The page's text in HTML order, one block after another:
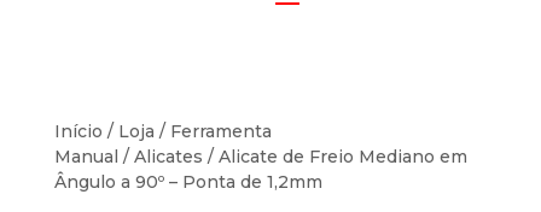
Início / Loja / Ferramenta
Manual / Alicates / Alicate de Freio Mediano em
Ângulo a 90º – Ponta de 1,2mm